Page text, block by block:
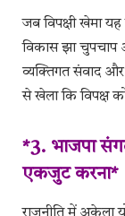
जब विपक्षी खेमा यह
विकास झा चुपचाप
व्यक्तिगत संवाद और
से खेला कि विपक्ष
*3. भाजपा
एकजुट करना*